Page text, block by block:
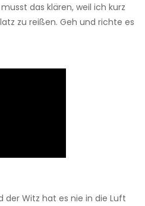
das klären, weil ich kurz
zu reißen. Geh und richte es
der Witz hat es nie in die Luft